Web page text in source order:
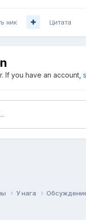
ник Цитата
If you have an account,
У нага